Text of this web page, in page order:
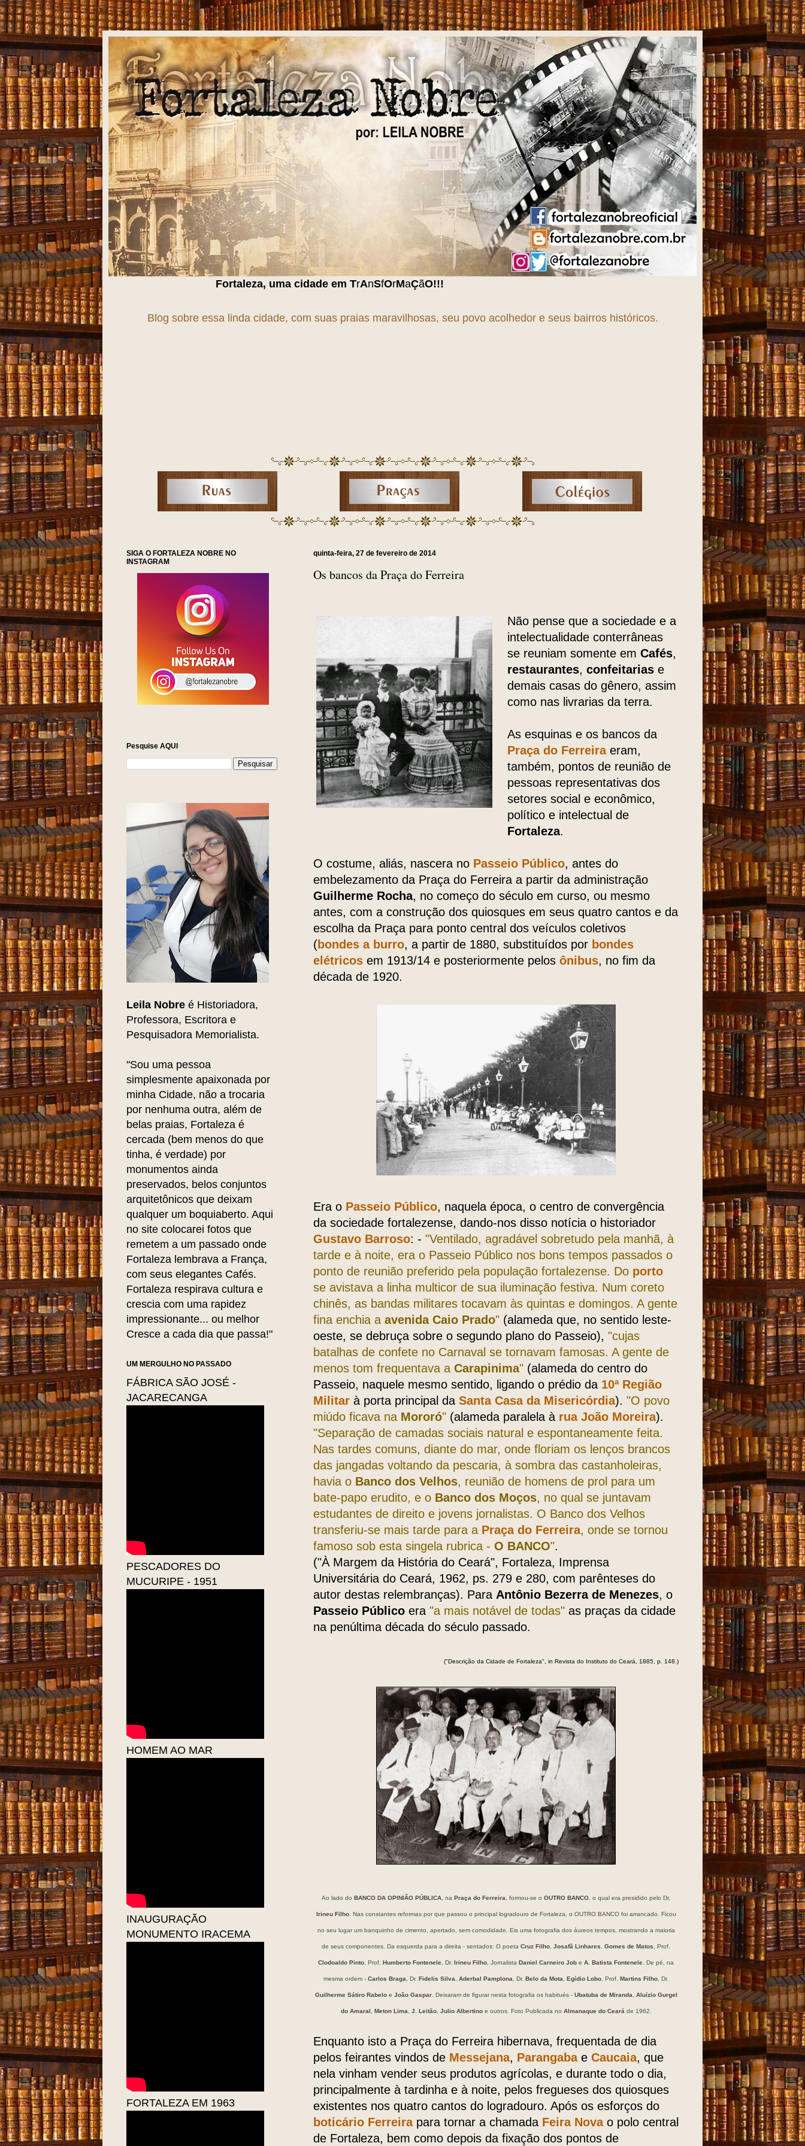
Fortaleza, uma cidade emTrAnSfOrMaÇãO!!!
Blog sobre essa linda cidade, com suas praias maravilhosas, seu povo acolhedor e seus bairros históricos.
quinta-feira, 27 de fevereiro de 2014
Os bancos da Praça do Ferreira
Não pense que a sociedade e a
intelectualidade conterrâneas
se reuniam somente em Cafés,
restaurantes, confeitariase
demais casas do gênero, assim
como nas livrarias da terra.
As esquinas e os bancos da
Praça do Ferreiraeram,
também, pontos de reunião de
pessoas representativas dos
setores social e econômico,
político e intelectual de
Fortaleza.
O costume, aliás, nascera no Passeio Público, antes do
embelezamento da Praça do Ferreira a partir da administração
Guilherme Rocha, no começo do século em curso, ou mesmo
antes, com a construção dos quiosques em seus quatro cantos e da
escolha da Praça para ponto central dos veículos coletivos
(bondes a burro, a partir de 1880, substituídos por bondes
elétricos em 1913/14 e posteriormente pelos ônibus, no fim da
década de 1920.
Era o Passeio Público, naquela época, o centro de convergência
da sociedade fortalezense, dando-nos disso notícia o his­toriador
Gustavo Barroso: - "Ventilado, agradável sobretudo pela manhã, à
tarde e à noite, era o Passeio Público nos bons tempos passados o
ponto de reunião preferido pela população fortalezense. Do porto
se avistava a linha multicor de sua iluminação festiva. Num coreto
chinês, as bandas militares tocavam às quintas e do­mingos. A gente
fina enchia a avenida Caio Prado" (alameda que, no sentido leste-
oeste, se debruça sobre o segundo plano do Pas­seio), "cujas
batalhas de confete no Carnaval se tornavam famo­sas. A gente de
menos tom frequentava a Carapinima" (alameda do centro do
Passeio, naquele mesmo sentido, ligando o prédio da 10ª Região
Militar à porta principal da Santa Casa da Misericórdia). "O povo
miúdo ficava na Mororó" (alameda paralela à rua João Moreira).
"Separação de camadas sociais natural e esponta­neamente feita.
Nas tardes comuns, diante do mar, onde floriam os lenços brancos
das jangadas voltando da pescaria, à sombra das castanholeiras,
havia o Banco dos Velhos, reunião de homens de prol para um
bate-papo erudito, e o Banco dos Moços, no qual se juntavam
estudantes de direito e jovens jornalistas. O Banco dos Velhos
transferiu-se mais tarde para a Praça do Ferreira, onde se tornou
famoso sob esta singela rubrica - O BANCO".
("À Margem da História do Ceará", Fortaleza, Imprensa
Universitária do Ceará, 1962, ps. 279 e 280, com parênteses do
autor destas relembranças). Para Antônio Bezerra de Menezes, o
Passeio Pú­blico era "a mais notável de todas" as praças da cidade
na penúl­tima década do século passado.
("Descrição da Cidade de Fortaleza", in Revista do Instituto do Ceará, 1885, p. 148.)
Ao lado do BANCO DA OPINIÃO PÚBLICA, na Praça do Ferreira, formou-se o OUTRO BANCO, o qual era presidido pelo Dr,
Irineu Filho. Nas constantes reformas por que passou o principal logradouro de Fortaleza, o OUTRO BANCO foi arrancado. Ficou
no seu lugar um banquinho de cimento, apertado, sem comodidade. Eis uma fotografia dos áureos tempos, mostrando a maioria
de seus componentes. Da esquerda para a direita - sentados: O poeta Cruz Filho, Josafã Linhares, Gomes de Matos, Prof.
Clodoaldo Pinto, Prof. Humberto Fontenele, Dr. Irineu Filho, Jornalista Daniel Carneiro Job e A. Batista Fontenele. De pé, na
mesma ordem - Carlos Braga, Dr. Fidelis Silva, Aderbal Pamplona, Dr. Belo da Mota, Egídio Lobo, Prof. Martins Filho, Dr.
Guilherme Sátiro Rabeloe João Gaspar. Deixaram de figurar nesta fotografia os habitués - Ubatuba de Miranda, Aluízio Gurgel
do Amaral, Meton Lima, J. Leitão, Julio Albertinoe outros. Foto Publicada no Almanaque do Cearáde 1962.
Enquanto isto a Praça do Ferreira hibernava, frequentada de dia
pelos feirantes vindos de Messejana, Parangabae Caucaia, que
nela vinham vender seus produtos agrícolas, e durante todo o dia,
principalmente à tardinha e à noite, pelos fregueses dos quiosques
existentes nos quatro cantos do logradouro. Após os esforços do
boticário Ferreirapara tornar a chamada Feira Novao polo central
de Fortaleza, bem como depois da fixação dos pon­tos de
SIGA O FORTALEZA NOBRE NO
INSTAGRAM
Pesquise AQUI
Leila Nobre é Historiadora,
Professora, Escritora e
Pesquisadora Memorialista.
"Sou uma pessoa
simplesmente apaixonada por
minha Cidade, não a trocaria
por nenhuma outra, além de
belas praias, Fortaleza é
cercada (bem menos do que
tinha, é verdade) por
monumentos ainda
preservados, belos conjuntos
arquitetônicos que deixam
qualquer um boquiaberto. Aqui
no site colocarei fotos que
remetem a um passado onde
Fortaleza lembrava a França,
com seus elegantes Cafés.
Fortaleza respirava cultura e
crescia com uma rapidez
impressionante... ou melhor
Cresce a cada dia que passa!"
UM MERGULHO NO PASSADO
FÁBRICA SÃO JOSÉ -
JACARECANGA
PESCADORES DO
MUCURIPE - 1951
HOMEM AO MAR
INAUGURAÇÃO
MONUMENTO IRACEMA
FORTALEZA EM 1963